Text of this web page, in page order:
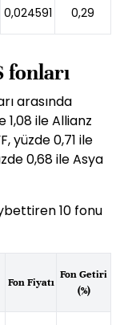
0,024591 0,29
fonları
arasında
ile Allianz
yüzde 0,71 ile
0,68 ile Asya
10 fonu
Fon Fiyatı
Fon Getiri
(%)